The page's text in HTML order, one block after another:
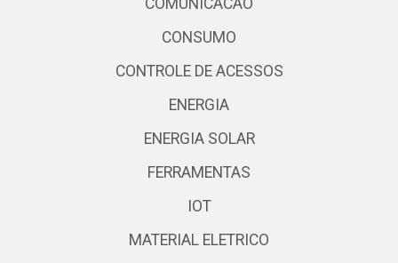
CONSUMO
CONTROLE DE ACESSOS
ENERGIA
ENERGIA SOLAR
FERRAMENTAS
IOT
MATERIAL ELETRICO